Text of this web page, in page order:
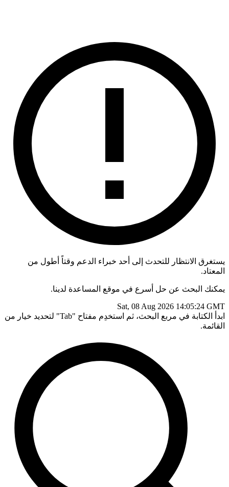
يستغرق الانتظار للتحدث إلى أحد خبراء الدعم وقتاً أطول من
المعتاد.
يمكنك البحث عن حل أسرع في موقع المساعدة لدينا.
Sat, 08 Aug 2026 14:05:24 GMT
ابدأ الكتابة في مربع البحث، ثم استخدِم مفتاح "Tab" لتحديد خيار من
القائمة.